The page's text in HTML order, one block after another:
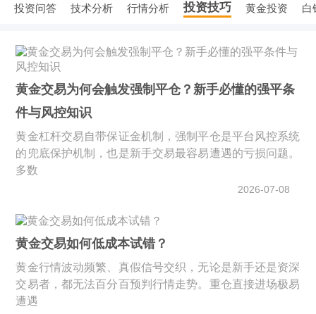
投资问答 技术分析 行情分析 投资技巧 黄金投资 白
黄金交易为何会触发强制平仓？新手必懂的强平条
件与风控知识
黄金杠杆交易自带保证金机制，强制平仓是平台风控系统
的兜底保护机制，也是新手交易最容易遭遇的亏损问题。
多数
2026-07-08
黄金交易如何低成本试错？
黄金行情波动频繁、真假信号交织，无论是新手还是资深
交易者，都无法百分百预判行情走势。重仓直接进场极易
遭遇